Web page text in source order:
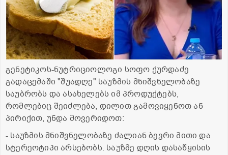
გენეტიკოს-ნუტრიციოლოგი სოფო ქურდაძე
გადაცემაში "შუადღე" საუზმის მნიშვნელობაზე
საუბრობს და ასახელებს იმ პროდუქტებს,
რომლებიც შეიძლება, დილით გამოვიყენოთ ან
პირიქით, უნდა მოვერიდოთ:
- საუზმის მნიშვნელობაზე ძალიან ბევრი მითი და
სტერეოტიპი არსებობს. საუზმე დღის დასაწყისის